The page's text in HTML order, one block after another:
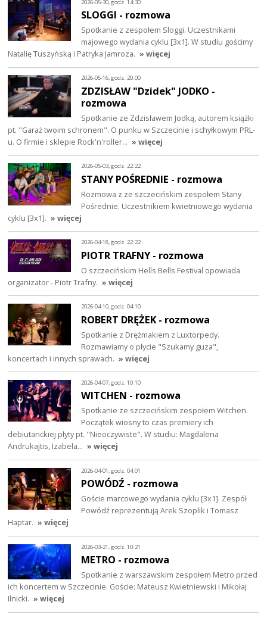
2026-05-30, godz. 14:30
SLOGGI - rozmowa
Spotkanie z zespołem Sloggi. Uczestnikami
majowego wydania cyklu [3x1]. W studiu gościmy
Natalię Tuszyńską i Patryka Jamroza. » więcej
2026-05-16, godz. 20:00
ZDZISŁAW "Dzidek" JODKO -
rozmowa
Spotkanie ze Zdzisławem Jodką, autorem książki
pt. "Garaż twoim schronem". O punku w Szczecinie i schyłkowym PRL-
u. O firmie i sklepie Rock'n'roller… » więcej
2026-05-03, godz. 22:22
STANY POŚREDNIE - rozmowa
Rozmowa z ze szczecińskim zespołem Stany
Pośrednie. Uczestnikiem kwietniowego wydania
cyklu [3x1]. » więcej
2026-04-18, godz. 22:22
PIOTR TRAFNY - rozmowa
O szczecińskim Hells Bells Festival opowiada
organizator - Piotr Trafny. » więcej
2026-04-10, godz. 04:10
ROBERT DRĘŻEK - rozmowa
Spotkanie z Drężmakiem z Luxtorpedy.
Rozmawiamy o płycie "Szukamy guza",
koncertach i innych sprawach. » więcej
2026-04-07, godz. 10:10
WITCHEN - rozmowa
Spotkanie ze szczecińskim zespołem Witchen.
Początek wiosny to czas premiery ich
debiutanckiej płyty pt. "Nieoczywiste". W studiu: Magdalena
Andrukajtis, Izabela… » więcej
2026-04-01, godz. 04:01
POWÓDŹ - rozmowa
Goście marcowego wydania cyklu [3x1]. Zespół
Powódź reprezentują Arek Szoplik i Tomasz
Haptar. » więcej
2026-03-21, godz. 10:21
METRO - rozmowa
Spotkanie z warszawskim zespołem Metro przed
ich koncertem w Szczecinie. Goście: Mateusz Kwietniewski i Mikołaj
Ilnicki. » więcej